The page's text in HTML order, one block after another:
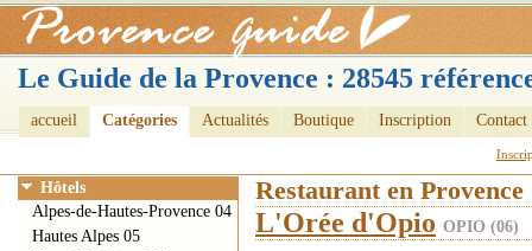
Le Guide de la Provence : 28545
accueil Catégories Actualités Boutique Inscription Contact
Restaurant en Provence
L'Orée d'Opio OPIO (06)
Hôtels
Alpes-de-Hautes-Provence 04
Hautes Alpes 05